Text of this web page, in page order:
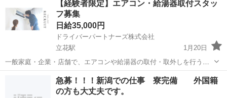
【経験者限定】エアコン・給湯器取付スタッ
フ募集
日給35,000円
ドライバーパートナーズ株式会社
立花駅
1月20日
一般家庭・企業・店舗で、エアコンや給湯器の取付・取外しを行う業
務です。 大手家電量販店との契約により、年間を通じて安定した案件
数を確保しています。 閑散期はリフォーム関連案件もあり、安定的に
稼げる環境です。 【勤務地】 全...
立花駅 その他 スタッフ
急募！！！新潟での仕事 寮完備 外国籍
の方も大丈夫です。